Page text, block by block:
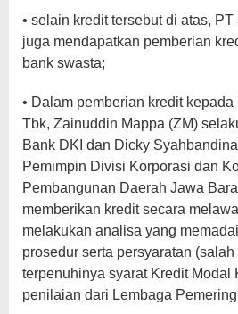
• selain kredit tersebut di atas,
juga mendapatkan pemberian
bank swasta;
• Dalam pemberian kredit
Tbk, Zainuddin Mappa (ZM)
Bank DKI dan Dicky
Pemimpin Divisi Korporasi dan
Pembangunan Daerah Jawa
memberikan kredit secara
melakukan analisa yang
prosedur serta persyaratan
terpenuhinya syarat Kredit Modal
penilaian dari Lembaga